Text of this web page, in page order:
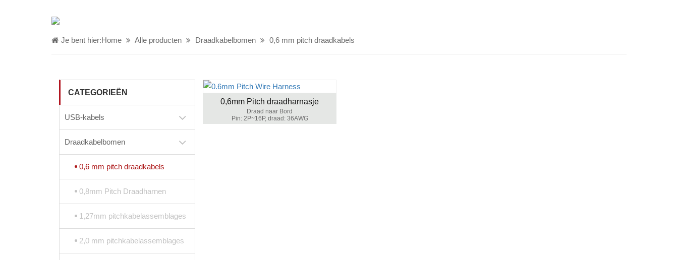
Je bent hier:Home Alle producten Draadkabelbomen 0,6 mm pitch draadkabels
0,6mm Pitch draadharnasje
Draad naar Bord
Pin: 2P~16P, draad: 36AWG
CATEGORIEËN
USB-kabels
Draadkabelbomen
0,6 mm pitch draadkabels
0,8mm Pitch Draadharnen
1,27mm pitchkabelassemblages
2,0 mm pitchkabelassemblages